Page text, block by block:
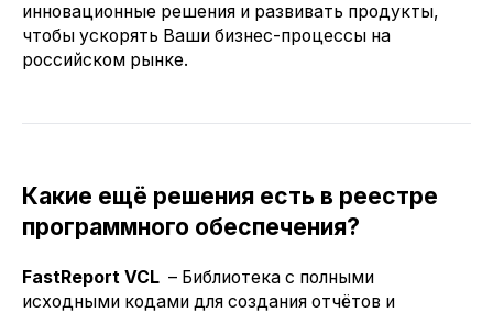
инновационные решения и развивать продукты,
чтобы ускорять Ваши бизнес-процессы на
российском рынке.
Какие ещё решения есть в реестре
программного обеспечения?
FastReport VCL – Библиотека с полными
исходными кодами для создания отчётов и